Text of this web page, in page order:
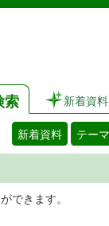
索 新着資料
新着資料 テー
できます。